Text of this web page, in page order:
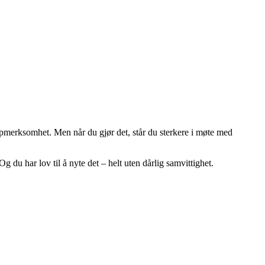
Men når du gjør det, står du sterkere i møte med
du har lov til å nyte det – helt uten dårlig samvittighet.